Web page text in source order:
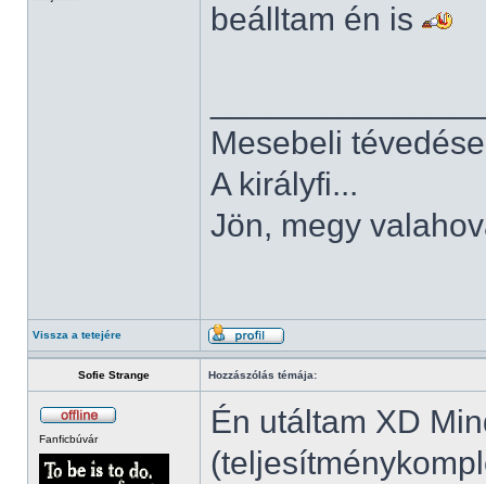
beálltam én is
Mesebeli
A királyfi...
Jön, megy
Vissza a tetejére
Sofie Strange Hozzászólás témája:
Fanficbúvár
Én utáltam XD